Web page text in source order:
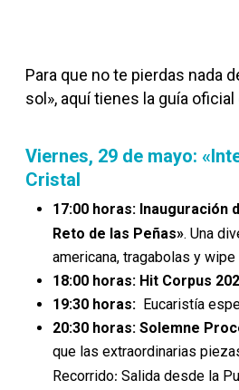
Para que no te pierdas nada
sol», aquí tienes la guía
Viernes, 29 de mayo:
Cristal
17:00 horas: Inauguración
Reto de las Peñas». Una
americana, tragabolas y wipe
18:00 horas: Hit Corpus
19:30 horas: Eucaristía
20:30 horas: Solemne
que las extraordinarias
Recorrido: Salida desde la